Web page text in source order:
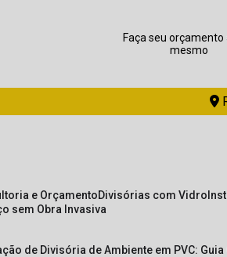
Faça seu orçamento
mesmo
e Orçamento Divisórias com Vidro
sem Obra Invasiva
de Divisória de Ambiente em PVC: